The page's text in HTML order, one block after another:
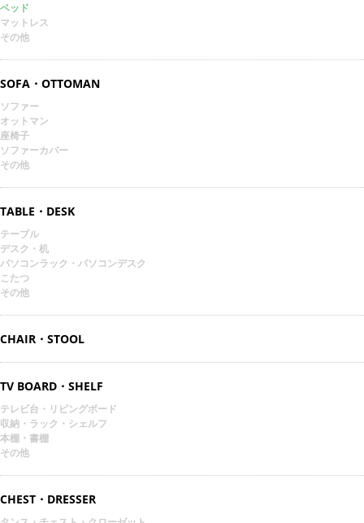
ベッド
マットレス
その他
SOFA・OTTOMAN
ソファー
オットマン
座椅子
ソファーカバー
その他
TABLE・DESK
テーブル
デスク・机
パソコンラック・パソコンデスク
こたつ
その他
CHAIR・STOOL
TV BOARD・SHELF
テレビ台・リビングボード
収納・ラック・シェルフ
本棚・書棚
その他
CHEST・DRESSER